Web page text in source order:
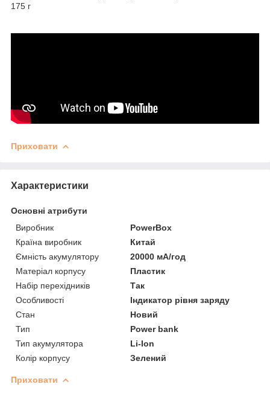
175 г
Приховати
Характеристики
Основні атрибути
Виробник
PowerBox
Країна виробник
Китай
Ємність акумулятору
20000 мА/год
Матеріал корпусу
Пластик
Набір перехідників
Так
Особливості
Індикатор рівня заряду
Стан
Новий
Тип
Power bank
Тип акумулятора
Li-Ion
Колір корпусу
Зелений
Приховати